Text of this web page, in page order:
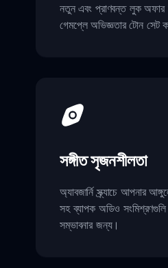
নতুন এবং প্রাণবন্ত লুক অফার
গেমপ্লে অভিজ্ঞতার টোন সেট
সঙ্গীত সৃজনশীলতা
অ্যাবজার্নি স্ক্র্যাচে আপনার
সহ ব্যাপক অডিও
সম্ভাবনার জন্য।